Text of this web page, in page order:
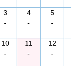
3
-
4
-
5
-
10
-
11
-
12
-